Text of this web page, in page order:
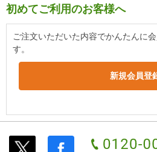
初めてご利用のお客様へ
ご注文いただいた内容でかんたんに
す。